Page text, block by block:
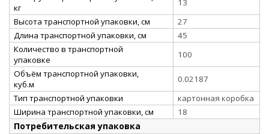
кг
13
Высота транспортной упаковки, см
27
Длина транспортной упаковки, см
45
Количество в транспортной
упаковке
100
Объём транспортной упаковки,
куб.м
0.02187
Тип транспортной упаковки
картонная коробка
Ширина транспортной упаковки, см
18
Потребительская упаковка